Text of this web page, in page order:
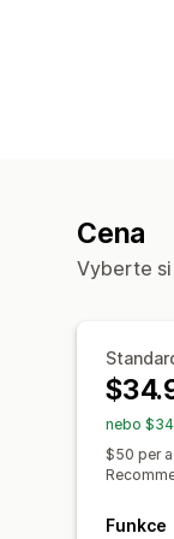
Cena
Vyberte
nebo
$50 per
Funkce